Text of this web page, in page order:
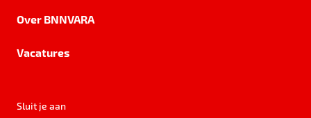
Over BNNVARA
Vacatures
Sluit je aan